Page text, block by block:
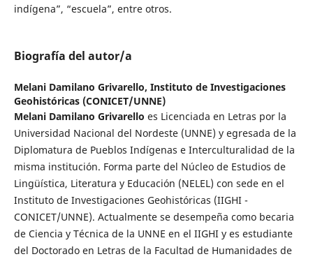
indígena”, “escuela”, entre otros.
Biografía del autor/a
Melani Damilano Grivarello, Instituto de Investigaciones
Geohistóricas (CONICET/UNNE)
Melani Damilano Grivarello es Licenciada en Letras por la
Universidad Nacional del Nordeste (UNNE) y egresada de la
Diplomatura de Pueblos Indígenas e Interculturalidad de la
misma institución. Forma parte del Núcleo de Estudios de
Lingüística, Literatura y Educación (NELEL) con sede en el
Instituto de Investigaciones Geohistóricas (IIGHI -
CONICET/UNNE). Actualmente se desempeña como becaria
de Ciencia y Técnica de la UNNE en el IIGHI y es estudiante
del Doctorado en Letras de la Facultad de Humanidades de